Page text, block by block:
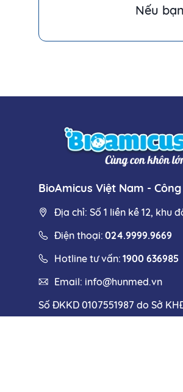
Nếu
BioAmicus Việt Nam -
Địa chỉ: Số 1 liền kề 12, khu
Điện thoại: 024.9999.9669
Hotline tư vấn: 1900 636985
Email: info@hunmed.vn
Số ĐKKD 0107551987 do Sở